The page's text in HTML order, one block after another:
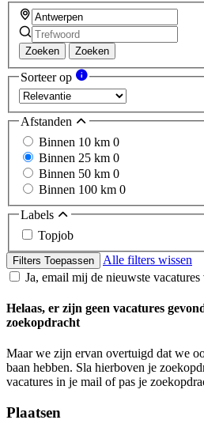
Zoeken Zoeken
Sorteer op
Afstanden
Binnen 10 km 0
Binnen 25 km 0
Binnen 50 km 0
Binnen 100 km 0
Labels
Topjob
Filters Toepassen
Alle filters wissen
Ja, email mij de nieuwste
Helaas, er zijn geen vacatures
zoekopdracht
Maar we zijn ervan overtuigd dat we
baan hebben. Sla hierboven je
vacatures in je mail of pas je
Plaatsen